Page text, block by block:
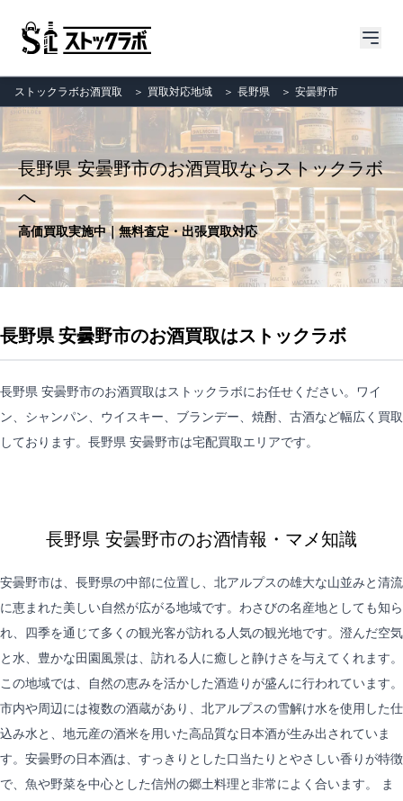
ストックラボお酒買取 ＞ 買取対応地域 ＞ 長野県 ＞ 安曇野市
長野県 安曇野市のお酒買取ならストックラボ
へ
高価買取実施中｜無料査定・出張買取対応
長野県 安曇野市のお酒買取はストックラボ
長野県 安曇野市のお酒買取はストックラボにお任せください。ワイ
ン、シャンパン、ウイスキー、ブランデー、焼酎、古酒など幅広く買取
しております。長野県 安曇野市は宅配買取エリアです。
長野県 安曇野市のお酒情報・マメ知識
安曇野市は、長野県の中部に位置し、北アルプスの雄大な山並みと清流
に恵まれた美しい自然が広がる地域です。わさびの名産地としても知ら
れ、四季を通じて多くの観光客が訪れる人気の観光地です。澄んだ空気
と水、豊かな田園風景は、訪れる人に癒しと静けさを与えてくれます。
この地域では、自然の恵みを活かした酒造りが盛んに行われています。
市内や周辺には複数の酒蔵があり、北アルプスの雪解け水を使用した仕
込み水と、地元産の酒米を用いた高品質な日本酒が生み出されていま
す。安曇野の日本酒は、すっきりとした口当たりとやさしい香りが特徴
で、魚や野菜を中心とした信州の郷土料理と非常によく合います。 ま